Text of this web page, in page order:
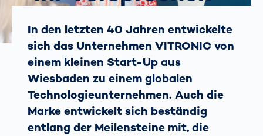
Umpositionierung einer
Traditionsmarke
In den letzten 40 Jahren entwickelte
sich das Unternehmen VITRONIC von
einem kleinen Start-Up aus
Wiesbaden zu einem globalen
Technologieunternehmen. Auch die
Marke entwickelt sich beständig
entlang der Meilensteine mit, die